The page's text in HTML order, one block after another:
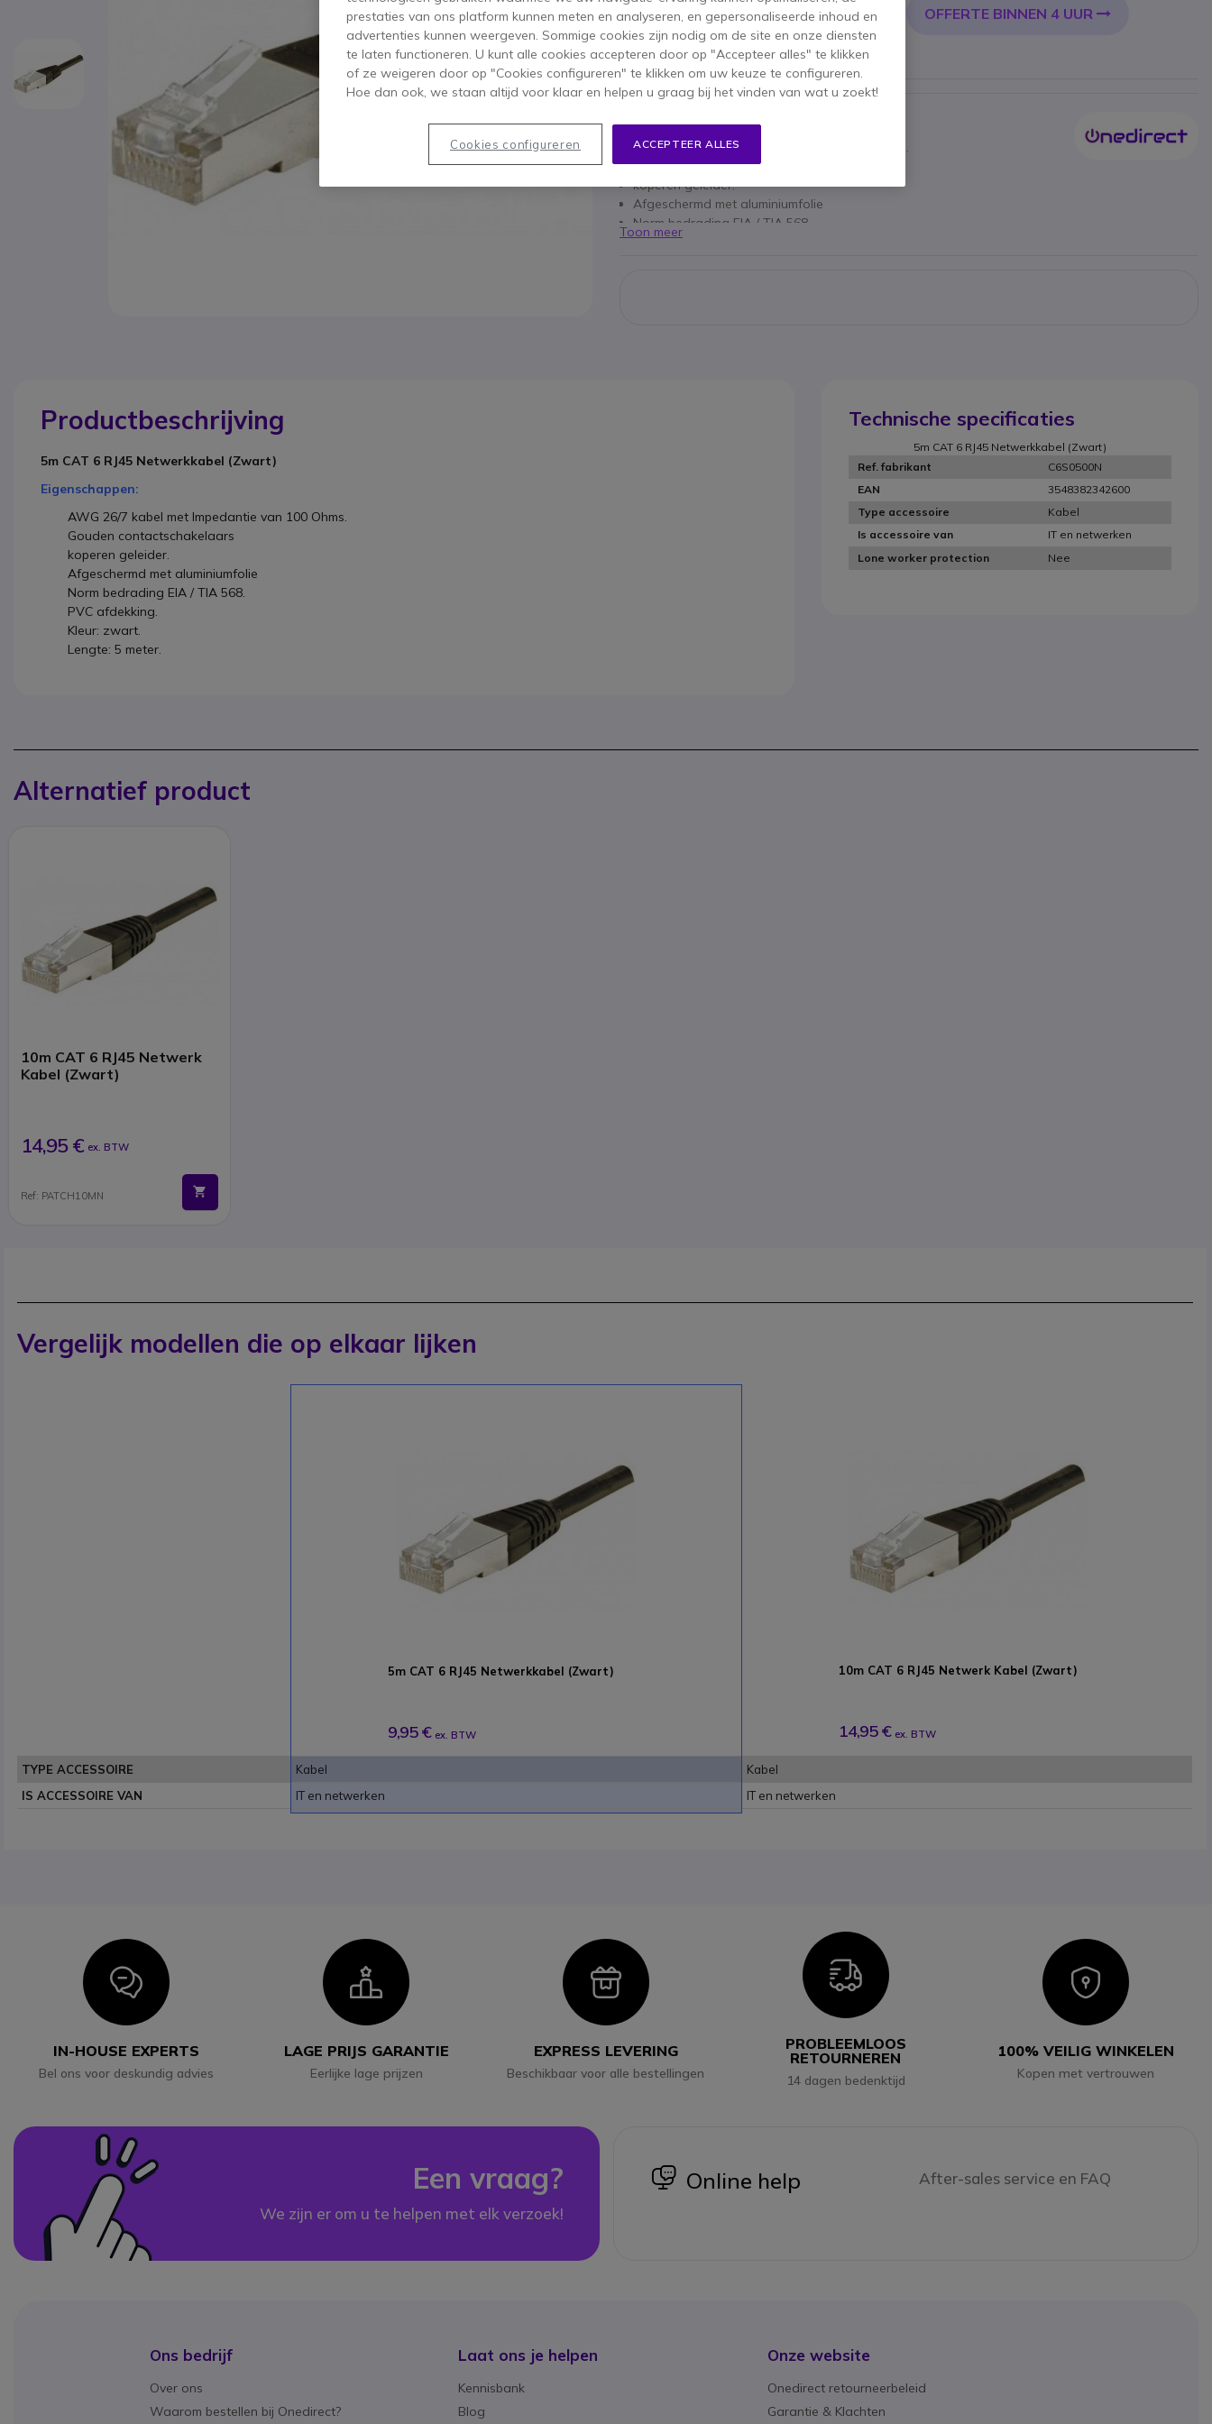
IN WINKELWAGEN OFFERTE BINNEN 4 UUR
Niet op voorraad
AWG 26/7 kabel met impedantie van100 Ohms.
Gouden contactschakelaars.
koperen geleider.
Afgeschermd met aluminiumfolie
Norm bedrading EIA / TIA 568.
PVC afdekking.
Toon meer
Productbeschrijving
5m CAT 6 RJ45 Netwerkkabel (Zwart)
Eigenschappen:
AWG 26/7 kabel met Impedantie van 100 Ohms.
Gouden contactschakelaars
koperen geleider.
Afgeschermd met aluminiumfolie
Norm bedrading EIA / TIA 568.
PVC afdekking.
Kleur: zwart.
Lengte: 5 meter.
Technische specificaties
5m CAT 6 RJ45 Netwerkkabel (Zwart)
Ref. fabrikant
C6S0500N
EAN
3548382342600
Type accessoire
Kabel
Is accessoire van
IT en netwerken
Lone worker protection
Nee
Alternatief product
10m CAT 6 RJ45 Netwerk
Kabel (Zwart)
14,95 € ex. BTW
Ref: PATCH10MN
Vergelijk modellen die op elkaar lijken
5m CAT 6 RJ45 Netwerkkabel (Zwart)
9,95 € ex. BTW
10m CAT 6 RJ45 Netwerk Kabel (Zwart)
14,95 € ex. BTW
TYPE ACCESSOIRE Kabel
Kabel
IS ACCESSOIRE VAN
IT en netwerken IT en netwerken
Icon
IN-HOUSE EXPERTS
Bel ons voor deskundig advies
Icon
LAGE PRIJS GARANTIE
Eerlijke lage prijzen
Icon
EXPRESS LEVERING
Beschikbaar voor alle bestellingen
Icon
PROBLEEMLOOS
RETOURNEREN
14 dagen bedenktijd
Icon
100% VEILIG WINKELEN
Kopen met vertrouwen
Een vraag?
We zijn er om u te helpen met elk verzoek!
icon
Online help After-sales service en FAQ
Ons bedrijf
Over ons
Waarom bestellen bij Onedirect?
Laat ons je helpen
Kennisbank
Blog
Onze website
Onedirect retourneerbeleid
Garantie & Klachten
prestaties van ons platform kunnen meten en analyseren, en gepersonaliseerde inhoud en
advertenties kunnen weergeven. Sommige cookies zijn nodig om de site en onze diensten
te laten functioneren. U kunt alle cookies accepteren door op "Accepteer alles" te klikken
of ze weigeren door op "Cookies configureren" te klikken om uw keuze te configureren.
Hoe dan ook, we staan altijd voor klaar en helpen u graag bij het vinden van wat u zoekt!
ACCEPTEER ALLES
Cookies configureren